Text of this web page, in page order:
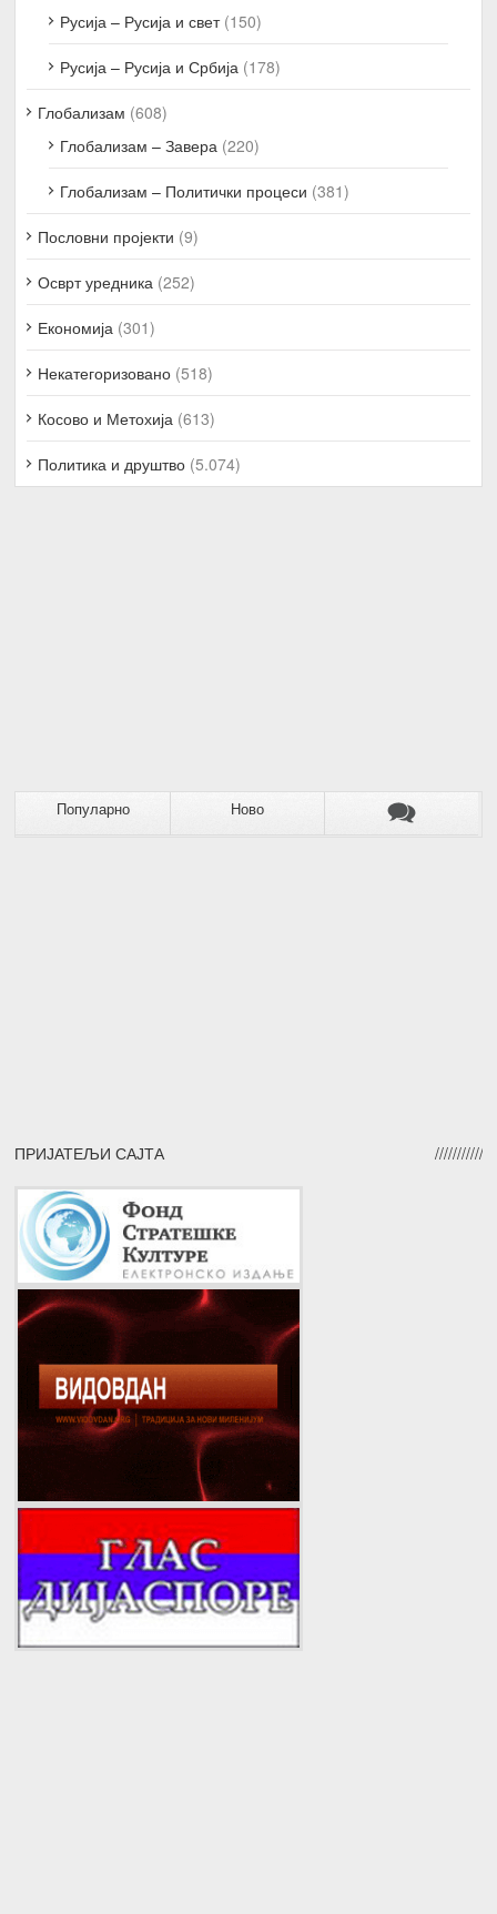
Русија – Русија и свет(150)
Русија – Русија и Србија (178)
Глобализам (608)
Глобализам – Завера (220)
Глобализам – Политички процеси (381)
Пословни пројекти (9)
Осврт уредника (252)
Економија (301)
Некатегоризовано (518)
Косово и Метохија (613)
Политика и друштво (5.074)
Популарно Ново
ПРИЈАТЕЉИ САЈТА